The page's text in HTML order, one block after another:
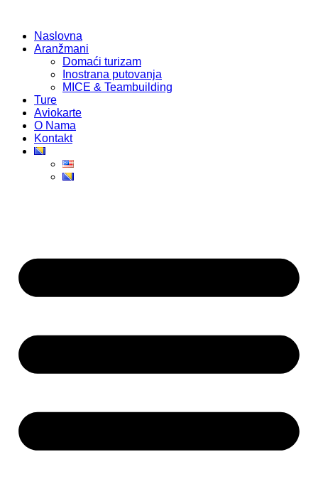
contentNaslovna
Aranžmani
Domaći turizam
Inostrana putovanja
MICE & Teambuilding
Ture
Aviokarte
O Nama
Kontakt